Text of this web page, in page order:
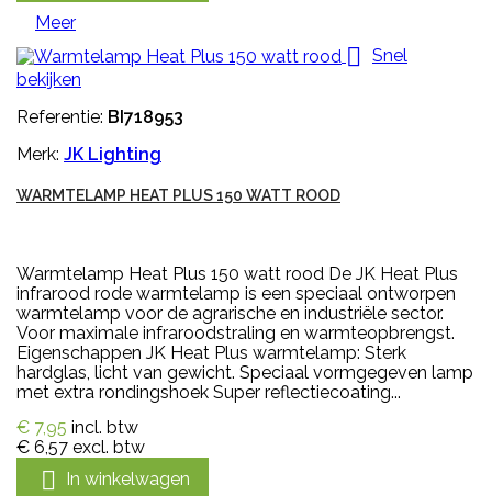
Meer
 Snel
bekijken
Referentie: BI718953
Merk: JK Lighting
WARMTELAMP HEAT PLUS 150 WATT ROOD
Warmtelamp Heat Plus 150 watt rood De JK Heat Plus
infrarood rode warmtelamp is een speciaal ontworpen
warmtelamp voor de agrarische en industriële sector.
Voor maximale infraroodstraling en warmteopbrengst.
Eigenschappen JK Heat Plus warmtelamp: Sterk
hardglas, licht van gewicht. Speciaal vormgegeven lamp
met extra rondingshoek Super reflectiecoating...
€ 7,95 incl. btw
€ 6,57 excl. btw
 In winkelwagen